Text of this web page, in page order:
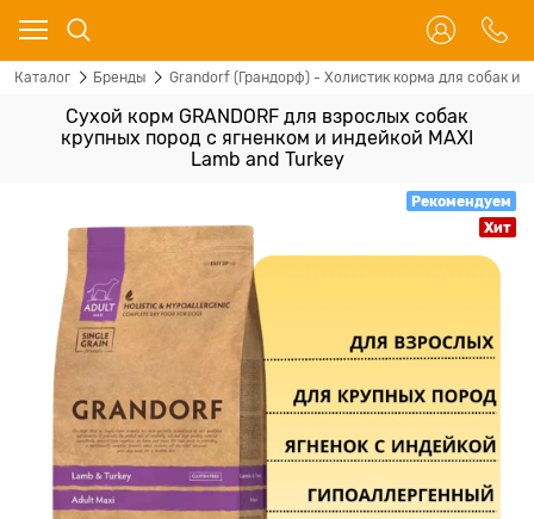
Каталог Бренды Grandorf (Грандорф) - Холистик корма для собак и
Сухой корм GRANDORF для взрослых собак
крупных пород с ягненком и индейкой MAXI
Lamb and Turkey
Рекомендуем
Хит